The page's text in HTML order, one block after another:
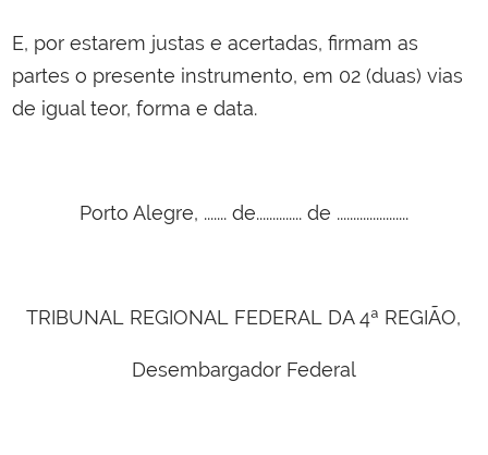
E, por estarem justas e acertadas, firmam as
partes o presente instrumento, em 02 (duas) vias
de igual teor, forma e data.
Porto Alegre, ....... de.............. de ......................
TRIBUNAL REGIONAL FEDERAL DA 4ª REGIÃO,
Desembargador Federal